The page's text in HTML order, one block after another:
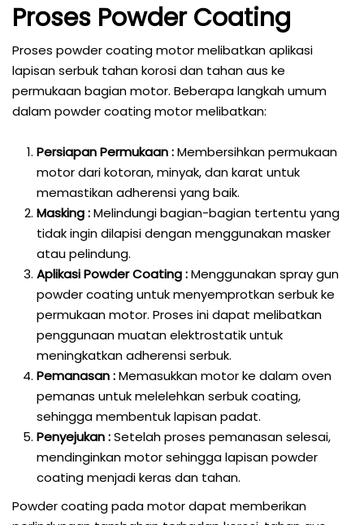
Proses Powder Coating
Proses powder coating motor melibatkan aplikasi
lapisan serbuk tahan korosi dan tahan aus ke
permukaan bagian motor. Beberapa langkah umum
dalam powder coating motor melibatkan:
Persiapan Permukaan :Membersihkan permukaan
motor dari kotoran, minyak, dan karat untuk
memastikan adherensi yang baik.
Masking :Melindungi bagian-bagian tertentu yang
tidak ingin dilapisi dengan menggunakan masker
atau pelindung.
Aplikasi Powder Coating :Menggunakan spray gun
powder coating untuk menyemprotkan serbuk ke
permukaan motor. Proses ini dapat melibatkan
penggunaan muatan elektrostatik untuk
meningkatkan adherensi serbuk.
Pemanasan :Memasukkan motor ke dalam oven
pemanas untuk melelehkan serbuk coating,
sehingga membentuk lapisan padat.
Penyejukan :Setelah proses pemanasan selesai,
mendinginkan motor sehingga lapisan powder
coating menjadi keras dan tahan.
Powder coating pada motor dapat memberikan